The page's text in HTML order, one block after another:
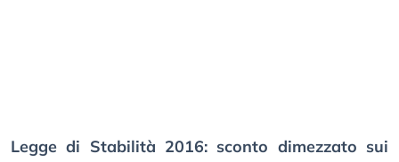
Legge di Stabilità 2016: sconto dimezzato sui